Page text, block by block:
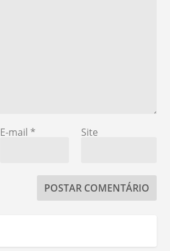
E-mail * Site